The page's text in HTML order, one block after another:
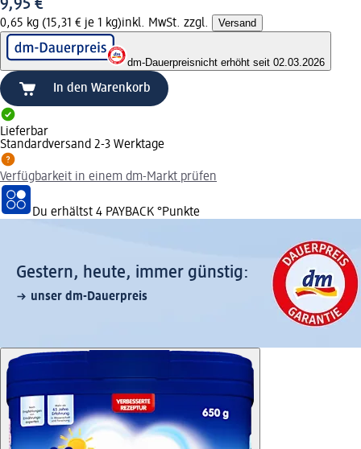
9,95 €
0,65 kg (15,31 € je 1 kg)inkl. MwSt. zzgl. Versand
dm-Dauerpreisnicht erhöht seit 02.03.2026
In den Warenkorb
Lieferbar
Standardversand 2-3 Werktage
Verfügbarkeit in einem dm-Markt prüfen
Du erhältst 4 PAYBACK °Punkte
Gestern, heute, immer günstig:
unser dm-Dauerpreis